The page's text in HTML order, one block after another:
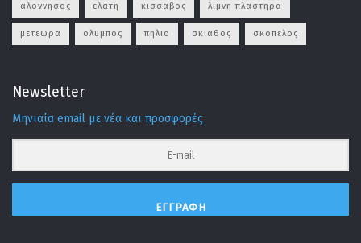
αλοννησος ελατη κισσαβος λιμνη πλαστηρα
μετεωρα ολυμπος πηλιο σκιαθος σκοπελος
Newsletter
Μηνιαία email με νέα και προσφορές
ΕΓΓΡΑΦΉ